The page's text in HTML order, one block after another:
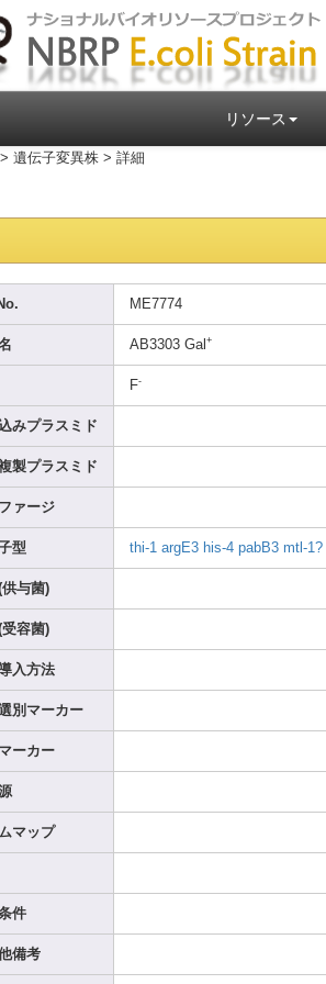
リソース
> 遺伝子変異株 > 詳細
ME7774
AB3303 Gal+
F-
みプラスミド
製プラスミド
ァージ
型 thi-1 argE3 his-4 pabB3 mtl-1?
与菌)
容菌)
入方法
別マーカー
ーカー
マップ
件
備考